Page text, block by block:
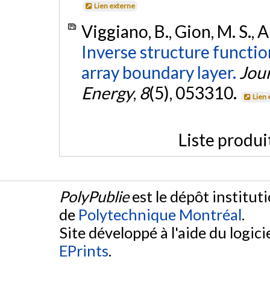
Lien externe
Viggiano, B., Gion, M. S.,
Inverse structure
array boundary layer.
Energy, 8(5), 053310. Lien
Liste
PolyPublieest le dépôt
de Polytechnique Montréal.
Site développé à l'aide du
EPrints.